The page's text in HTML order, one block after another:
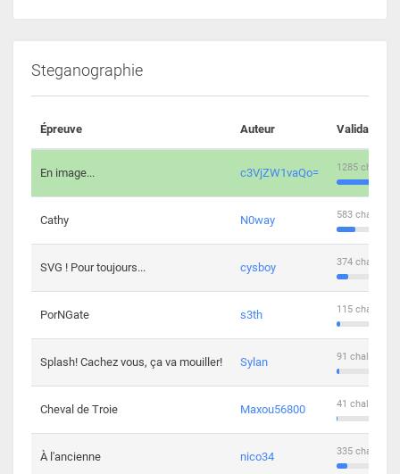
Steganographie
Épreuve Auteur Validations
En image... c3VjZW1vaQo= 1285
Cathy N0way 583
SVG ! Pour toujours... cysboy 374
PorNGate s3th 115
Splash! Cachez vous, ça va mouiller! Sylan 91
Cheval de Troie Maxou56800 41
À l'ancienne nico34 335